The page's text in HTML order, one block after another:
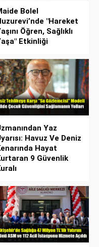
Bolel
"Hareket
Öğren, Sağlıklı
Etkinliği
Yaz
Havuz Ve Deniz
Hayat
9 Güvenlik